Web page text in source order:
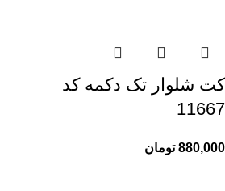
کت شلوار تک دکمه کد
11667
880,000 تومان